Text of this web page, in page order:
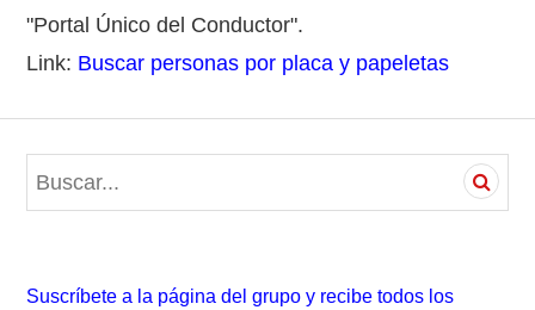
"Portal Único del Conductor".
Link: Buscar personas por placa y papeletas
e
Suscríbete a la página del grupo y recibe todos los